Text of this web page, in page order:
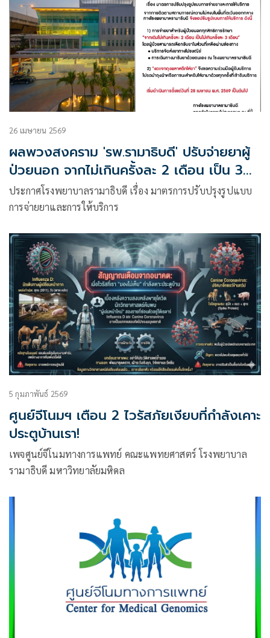
26 เมษายน 2569
ผลพวงสงคราม 'รพ.รามาธิบดี' ปรับจ่ายยาผู้
ป่วยนอก จากไม่เกินครั้งละ 2 เดือน เป็น 3
เดือน
ประกาศโรงพยาบาลรามาธิบดี เรื่อง มาตรการปรับปรุงรูปแบบ
การจ่ายยาและการให้บริการ
5 กุมภาพันธ์ 2569
ศูนย์จีโนมฯ เตือน 2 ไวรัสภัยเงียบที่กำลังเคาะ
ประตูบ้านเรา!
เพจศูนย์จีโนมทางการแพทย์ คณะแพทยศาสตร์ โรงพยาบาล
รามาธิบดี มหาวิทยาลัยมหิดล